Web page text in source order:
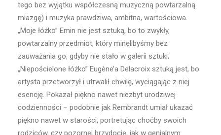
tego bez wyjątku współczesną muzyczną powtarzalną
miazgę) i muzyka prawdziwa, ambitna, wartościowa.
„Moje łóżko” Emin nie jest sztuką, bo to zwykły,
powtarzalny przedmiot, który minęlibyśmy bez
zauważania go, gdyby nie stało w galerii sztuki;
„Niepościelone łóżko” Eugène’a Delacroix sztuką jest, bo
artysta przetworzył i utrwalił chwilę, wyciągając z niej
esencję. Pokazał piękno nawet niezbyt urodziwej
codzienności – podobnie jak Rembrandt umiał ukazać
piękno nawet w starości, portretując choćby swoich
rodziców, czy pozornej brzydocie, jak w genialnym